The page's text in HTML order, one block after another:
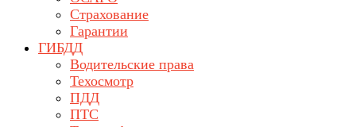
Страхование
Гарантии
ГИБДД
Водительские права
Техосмотр
ПДД
ПТС